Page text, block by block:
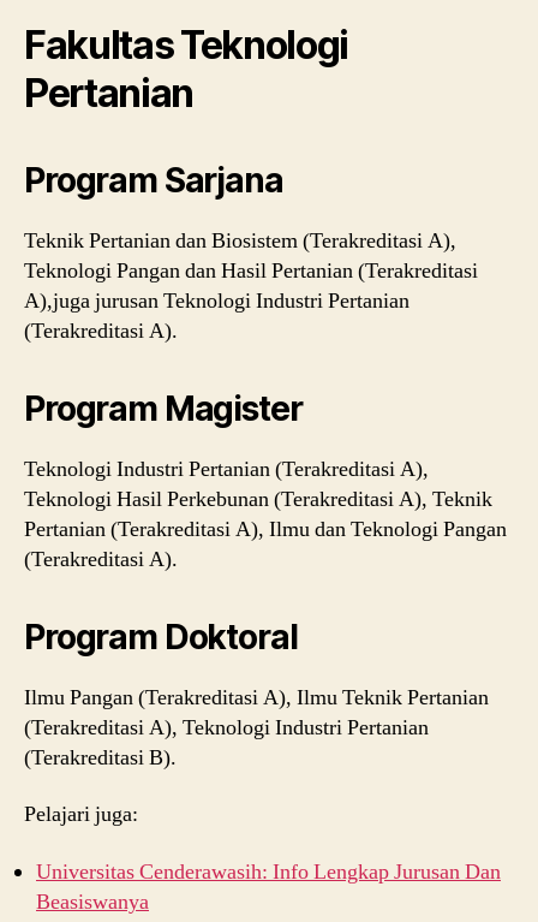
Fakultas Teknologi
Pertanian
Program Sarjana
Teknik Pertanian dan Biosistem (Terakreditasi A),
Teknologi Pangan dan Hasil Pertanian (Terakreditasi
A),juga jurusan Teknologi Industri Pertanian
(Terakreditasi A).
Program Magister
Teknologi Industri Pertanian (Terakreditasi A),
Teknologi Hasil Perkebunan (Terakreditasi A), Teknik
Pertanian (Terakreditasi A), Ilmu dan Teknologi Pangan
(Terakreditasi A).
Program Doktoral
Ilmu Pangan (Terakreditasi A), Ilmu Teknik Pertanian
(Terakreditasi A), Teknologi Industri Pertanian
(Terakreditasi B).
Pelajari juga:
Universitas Cenderawasih: Info Lengkap Jurusan Dan
Beasiswanya